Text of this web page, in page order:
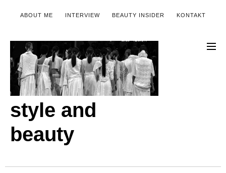
ABOUT ME INTERVIEW BEAUTY INSIDER KONTAKT
style and
beauty